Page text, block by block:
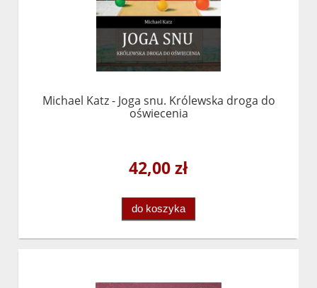
Michael Katz - Joga snu. Królewska droga do
oświecenia
42,00 zł
do koszyka